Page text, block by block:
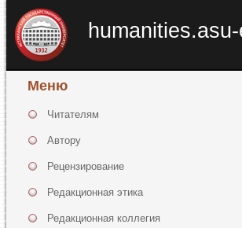
Меню
Читателям
Автору
Рецензирование
Редакционная этика
Редакционная коллегия